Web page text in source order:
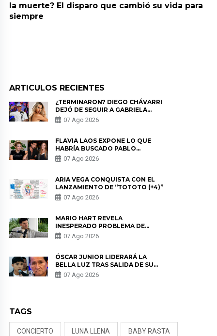
la muerte? El disparo que cambió su vida para
siempre
ARTICULOS RECIENTES
¿TERMINARON? DIEGO CHÁVARRI
DEJÓ DE SEGUIR A GABRIELA
HERRERA Y ANUNCIA SU SALIDA
DE PÓDCAST
07 Ago 2026
FLAVIA LAOS EXPONE LO QUE
HABRÍA BUSCADO PABLO
HEREDIA CON ALE FULLER: “UNA
DE LAS PARTES QUERÍA EL
07 Ago 2026
ARIA VEGA CONQUISTA CON EL
LANZAMIENTO DE “TOTOTO (+4)”
07 Ago 2026
MARIO HART REVELA
INESPERADO PROBLEMA DE
SALUD ANTES DE SEPARARSE DE
KORINA: “ME ENCONTRARON UN
07 Ago 2026
ÓSCAR JUNIOR LIDERARÁ LA
BELLA LUZ TRAS SALIDA DE SU
PADRE POR POLÉMICA CON
NALDY SALDAÑA
07 Ago 2026
TAGS
CONCIERTO LUNA LLENA BABY RASTA